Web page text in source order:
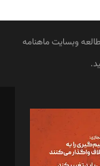
وبسایت ماهنامه